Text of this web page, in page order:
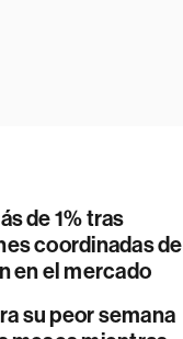
de 1% tras
coordinadas de
en el mercado
su peor semana